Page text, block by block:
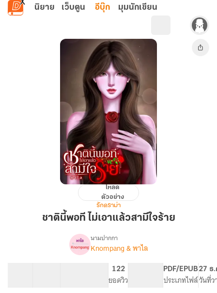
ข้ามไปยังเนื้อหาหลัก
นิยาย เว็บตูน อีบุ๊ก มุมนักเขียน
พอที
เอา
แล้ว
โหลด
ตัวอย่าง
รักดราม่า
ชาตินี้พอที ไม่เอาแล้วสามีใจร้าย
เรื่อง
นี้
พอที
ไม่
นามปากกา
Knompang & พาไล
122
ยอดวิว
PDF/EPUB
ประเภทไฟล์
27 ธ
วันที่ว